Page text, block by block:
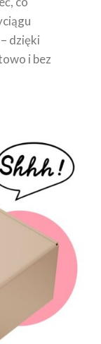
dzięki
i bez